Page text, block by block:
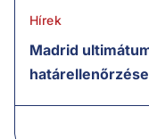
Hírek
Madrid